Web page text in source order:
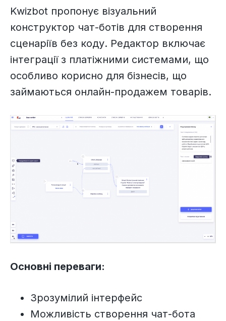
Kwizbot пропонує візуальний
конструктор чат-ботів для створення
сценаріїв без коду. Редактор включає
інтеграції з платіжними системами, що
особливо корисно для бізнесів, що
займаються онлайн-продажем товарів.
Основні переваги:
Зрозумілий інтерфейс
Можливість створення чат-бота